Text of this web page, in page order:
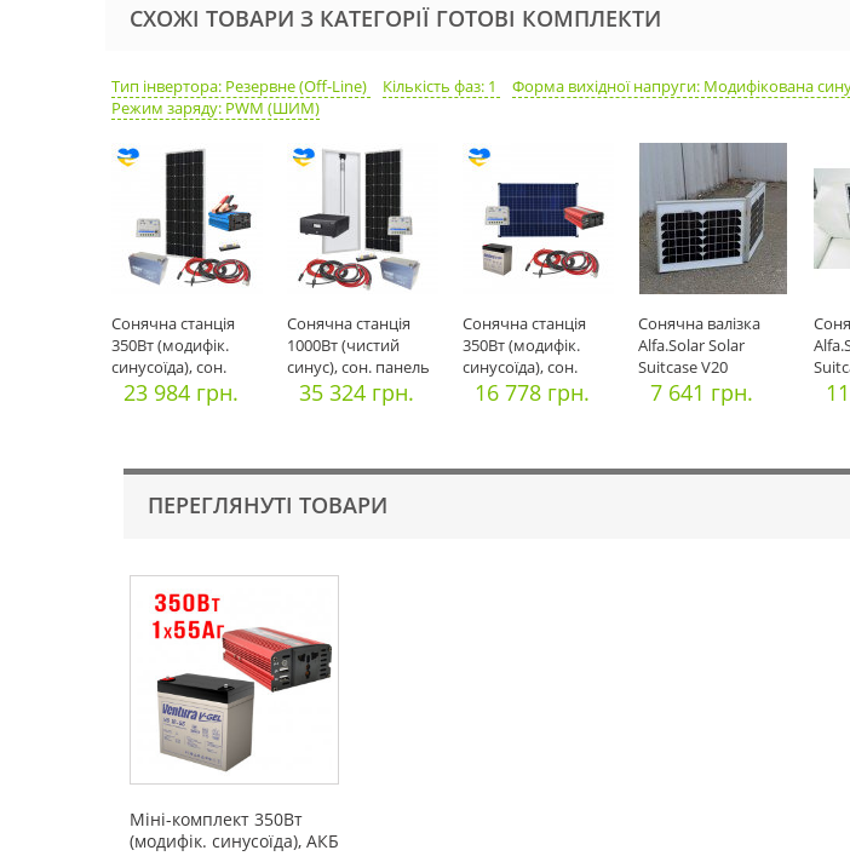
СХОЖІ ТОВАРИ З КАТЕГОРІЇ ГОТОВІ КОМПЛЕКТИ
Тип інвертора: Резервне (Off-Line) Кількість фаз: 1 Форма вихідної напруги: Модифікована
Режим заряду: PWM (ШИМ)
Сонячна станція
350Вт (модифік.
синусоїда), сон.
панель 150В
23 984 грн.
Сонячна станція
1000Вт (чистий
синус), сон. панель
2х150Вт,
35 324 грн.
Сонячна станція
350Вт (модифік.
синусоїда), сон.
панель 100В
16 778 грн.
Сонячна валізка
Alfa.Solar Solar
Suitcase V20
7 641 грн.
ПЕРЕГЛЯНУТІ ТОВАРИ
Міні-комплект 350Вт
(модифік. синусоїда), АКБ